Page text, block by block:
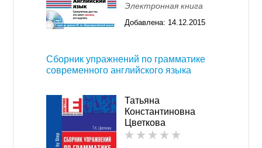
Электронная книга
Добавлена: 14.12.2015
Сборник упражнений по грамматике
современного английского языка
Татьяна
Константиновна
Цветкова